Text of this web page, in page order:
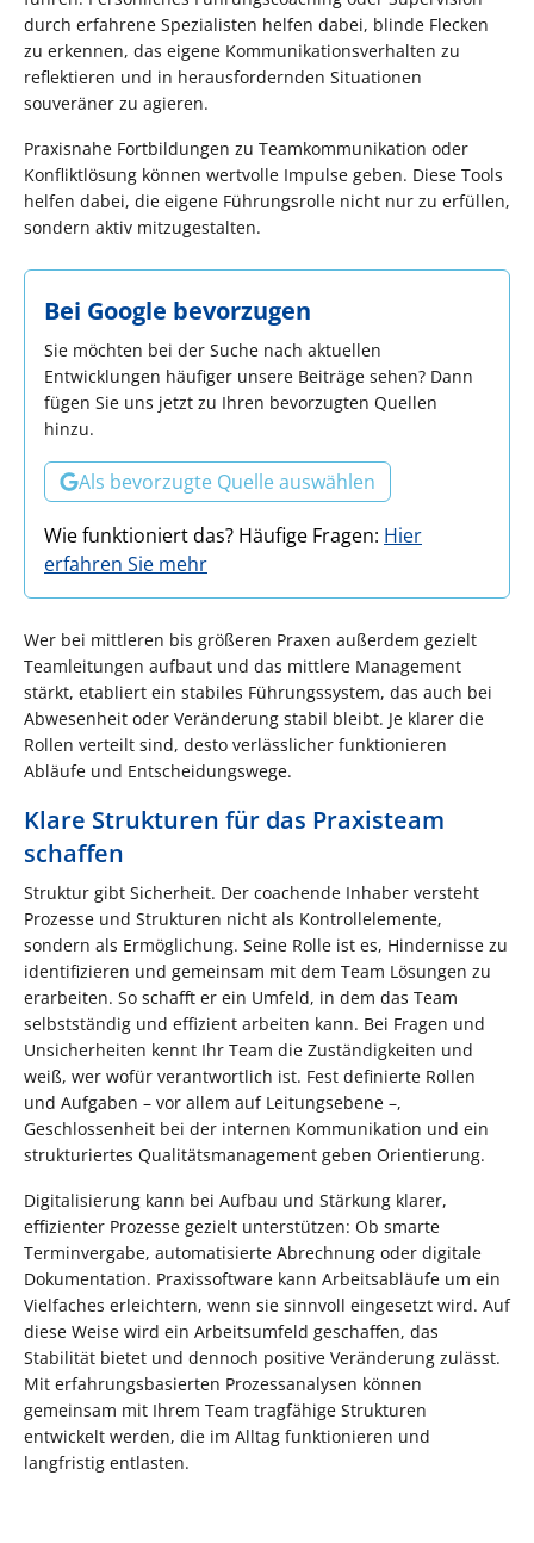
durch erfahrene Spezialisten helfen dabei, blinde Flecken
zu erkennen, das eigene Kommunikationsverhalten zu
reflektieren und in herausfordernden Situationen
souveräner zu agieren.
Praxisnahe Fortbildungen zu Teamkommunikation oder
Konfliktlösung können wertvolle Impulse geben. Diese Tools
helfen dabei, die eigene Führungsrolle nicht nur zu erfüllen,
sondern aktiv mitzugestalten.
Bei Google bevorzugen
Sie möchten bei der Suche nach aktuellen
Entwicklungen häufiger unsere Beiträge sehen? Dann
fügen Sie uns jetzt zu Ihren bevorzugten Quellen
hinzu.
Als bevorzugte Quelle auswählen
Wie funktioniert das? Häufige Fragen: Hier
erfahren Sie mehr
Wer bei mittleren bis größeren Praxen außerdem gezielt
Teamleitungen aufbaut und das mittlere Management
stärkt, etabliert ein stabiles Führungssystem, das auch bei
Abwesenheit oder Veränderung stabil bleibt. Je klarer die
Rollen verteilt sind, desto verlässlicher funktionieren
Abläufe und Entscheidungswege.
Klare Strukturen für das Praxisteam
schaffen
Struktur gibt Sicherheit. Der coachende Inhaber versteht
Prozesse und Strukturen nicht als Kontrollelemente,
sondern als Ermöglichung. Seine Rolle ist es, Hindernisse zu
identifizieren und gemeinsam mit dem Team Lösungen zu
erarbeiten. So schafft er ein Umfeld, in dem das Team
selbstständig und effizient arbeiten kann. Bei Fragen und
Unsicherheiten kennt Ihr Team die Zuständigkeiten und
weiß, wer wofür verantwortlich ist. Fest definierte Rollen
und Aufgaben – vor allem auf Leitungsebene –,
Geschlossenheit bei der internen Kommunikation und ein
strukturiertes Qualitätsmanagement geben Orientierung.
Digitalisierung kann bei Aufbau und Stärkung klarer,
effizienter Prozesse gezielt unterstützen: Ob smarte
Terminvergabe, automatisierte Abrechnung oder digitale
Dokumentation. Praxissoftware kann Arbeitsabläufe um ein
Vielfaches erleichtern, wenn sie sinnvoll eingesetzt wird. Auf
diese Weise wird ein Arbeitsumfeld geschaffen, das
Stabilität bietet und dennoch positive Veränderung zulässt.
Mit erfahrungsbasierten Prozessanalysen können
gemeinsam mit Ihrem Team tragfähige Strukturen
entwickelt werden, die im Alltag funktionieren und
langfristig entlasten.